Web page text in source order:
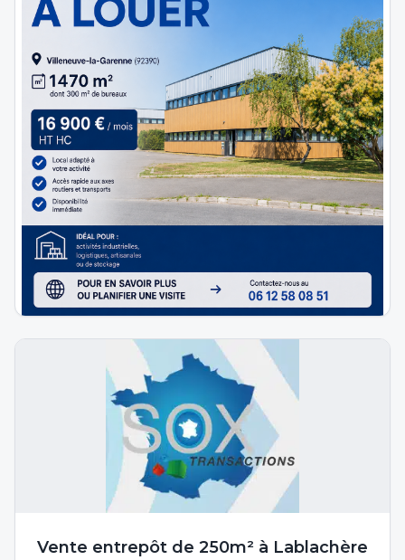
Vente entrepôt de 250m² à Lablachère